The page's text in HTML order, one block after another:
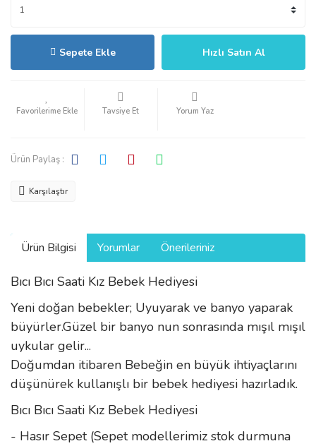
Sepete Ekle Hızlı Satın Al
Tavsiye Et Yorum Yaz
Ürün Paylaş :
Karşılaştır
Ürün Bilgisi Yorumlar Önerileriniz
Bıcı Bıcı Saati Kız Bebek Hediyesi
Yeni doğan bebekler; Uyuyarak ve banyo yaparak
büyürler.Güzel bir banyo nun sonrasında mışıl mışıl
uykular gelir...
Doğumdan itibaren Bebeğin en büyük ihtiyaçlarını
düşünürek kullanışlı bir bebek hediyesi hazırladık.
Bıcı Bıcı Saati Kız Bebek Hediyesi
- Hasır Sepet (Sepet modellerimiz stok durmuna